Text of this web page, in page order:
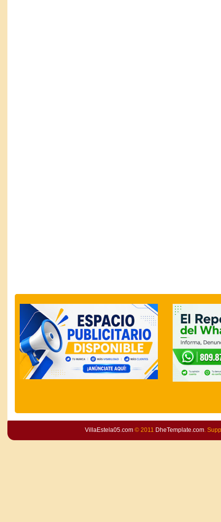
VillaEstela05.com© 2011 DheTemplate.com.